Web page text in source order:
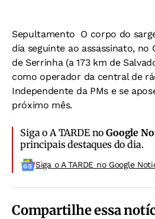
Sepultamento  O corpo do
dia seguinte ao assassinato, no
de Serrinha (a 173 km de
como operador da central de
Independente da PMs e se
próximo mês.
Siga o A TARDE noGoogle
principais destaques do dia.
Siga o A TARDE no Google
Compartilhe essa